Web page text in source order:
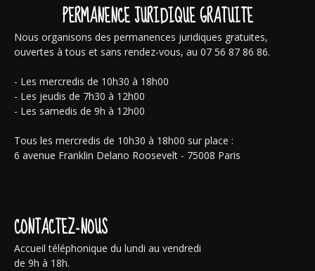
PERMANENCE JURIDIQUE GRATUITE
Nous organisons des permanences juridiques gratuites,
ouvertes à tous et sans rendez-vous, au 07 56 87 86 86.
- Les mercredis de 10h30 à 18h00
- Les jeudis de 7h30 à 12h00
- Les samedis de 9h à 12h00
Tous les mercredis de 10h30 à 18h00 sur place :
6 avenue Franklin Delano Roosevelt - 75008 Paris
CONTACTEZ-NOUS
Accueil téléphonique du lundi au vendredi
de 9h à 18h.